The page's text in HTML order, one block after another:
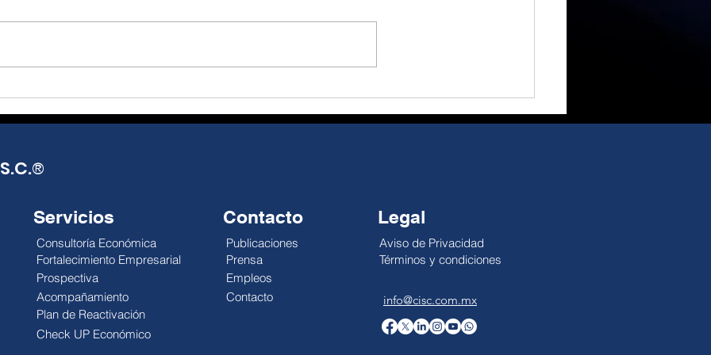
Julio Alejandro Millán El T-MEC
década de incertidumbre
negociada, no de certeza
Julio Alejandro Millán El
económico es reducido. El
escape es temporal, pero la
®
Servicios
Consultoría Económica
Fortalecimiento Empresarial
Prospectiva
Acompañamiento
Plan de Reactivación
Contacto
Publicaciones
Prensa
Legal
Aviso de Privacidad
Términos y condiciones
Empleos
Contacto
Check UP Económico
info@cisc.com.mx